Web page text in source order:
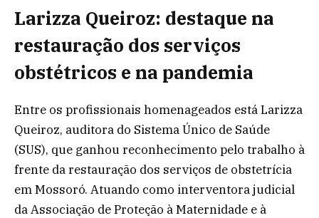
Larizza Queiroz: destaque na
restauração dos serviços
obstétricos e na pandemia
Entre os profissionais homenageados está Larizza
Queiroz, auditora do Sistema Único de Saúde
(SUS), que ganhou reconhecimento pelo trabalho à
frente da restauração dos serviços de obstetrícia
em Mossoró. Atuando como interventora judicial
da Associação de Proteção à Maternidade e à